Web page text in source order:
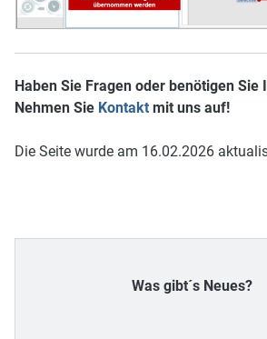
Haben Sie Fragen oder benötigen Sie
Nehmen Sie Kontaktmit uns auf!
Die Seite wurde am 16.02.2026
Was gibt´s Neues?